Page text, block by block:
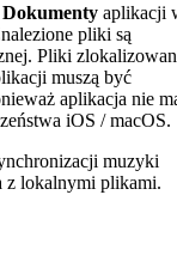
Dokumenty aplikacji
pliki są
Pliki
muszą być
aplikacja nie
iOS / macOS.
muzyki
z lokalnymi plikami.